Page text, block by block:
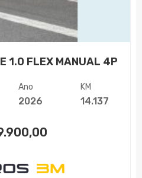
1.0 FLEX MANUAL 4P
Ano
2026
KM
14.137